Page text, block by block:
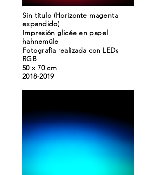
Sin título (Horizonte magenta
expandido)
Impresión glicée en papel
hahnemüle
Fotografía realizada con LEDs
RGB
50 x 70 cm
2018-2019